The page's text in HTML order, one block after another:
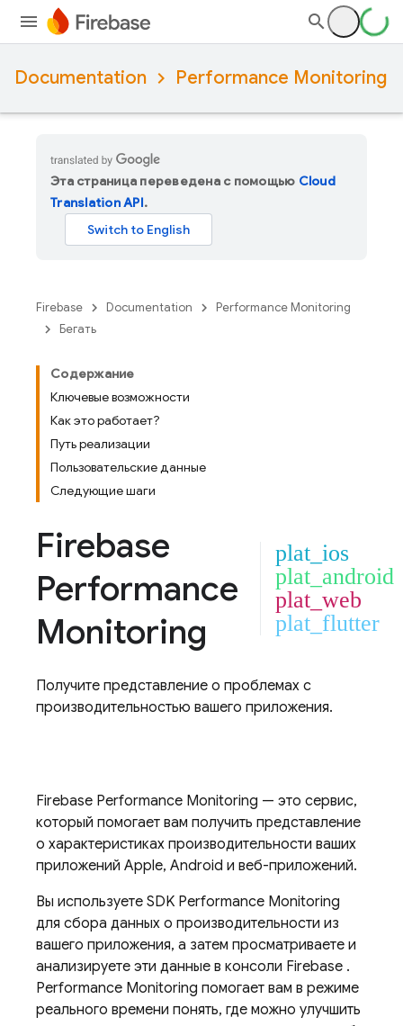
Documentation Performance Monitoring
Эта страница переведена с помощью Cloud
Translation API.
Firebase Documentation
Performance Monitoring
Бегать
Содержание
Ключевые возможности
Как это работает?
Путь реализации
Пользовательские данные
Следующие шаги
Firebase
Performance
Monitoring
plat_ios
plat_android
plat_web
plat_flutter
Получите представление о проблемах с
производительностью вашего приложения.
Firebase Performance Monitoring — это сервис,
который помогает вам получить представление
о характеристиках производительности ваших
приложений Apple, Android и веб-приложений.
Вы используете SDK Performance Monitoring
для сбора данных о производительности из
вашего приложения, а затем просматриваете и
анализируете эти данные в консоли Firebase .
Performance Monitoring помогает вам в режиме
реального времени понять, где можно улучшить